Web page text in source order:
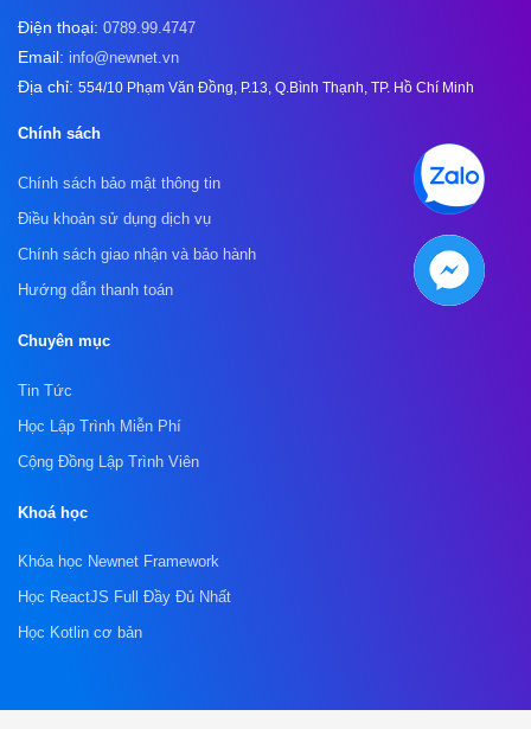
Điện thoại: 0789.99.4747
Email: info@newnet.vn
Địa chỉ: 554/10 Phạm Văn Đồng, P.13, Q.Bình Thạnh, TP. Hồ Chí Minh
Chính sách
Chính sách bảo mật thông tin
Điều khoản sử dụng dịch vụ
Chính sách giao nhận và bảo hành
Hướng dẫn thanh toán
Chuyên mục
Tin Tức
Học Lập Trình Miễn Phí
Cộng Đồng Lập Trình Viên
Khoá học
Khóa học Newnet Framework
Học ReactJS Full Đầy Đủ Nhất
Học Kotlin cơ bản